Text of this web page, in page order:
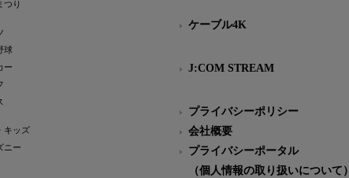
り
球
ー
キッズ
ニー
ケーブル4K
J:COM STREAM
プライバシーポリシー
会社概要
プライバシーポータル
（個人情報の取り扱いについて）